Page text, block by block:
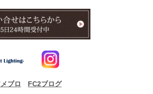
ブロ FC2ブログ